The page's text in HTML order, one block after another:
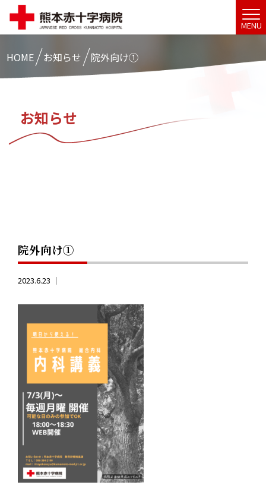
MENU
HOME お知らせ 院外向け①
お知らせ
院外向け①
2023.6.23 ｜